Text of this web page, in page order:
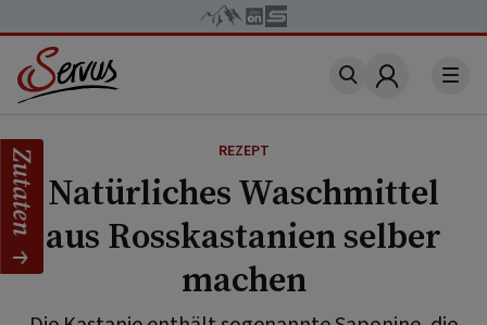
Account
REZEPT
Natürliches Waschmittel
aus Rosskastanien selber
machen
Zutaten